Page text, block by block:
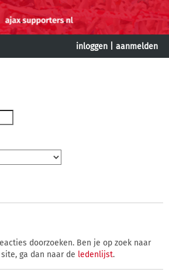
inloggen aanmelden
doorzoeken. Ben je op zoek naar
ga dan naar de ledenlijst.